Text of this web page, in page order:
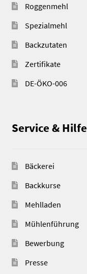
Roggenmehl
Spezialmehl
Backzutaten
Zertifikate
DE-ÖKO-006
Service & Hilfe
Bäckerei
Backkurse
Mehlladen
Mühlenführung
Bewerbung
Presse